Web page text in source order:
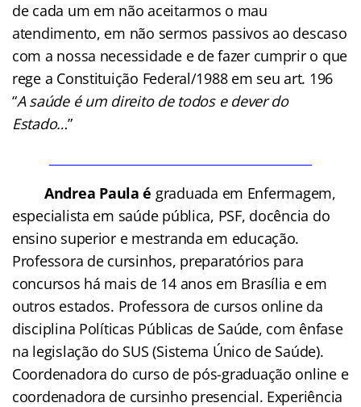
de cada um em não aceitarmos o mau
atendimento, em não sermos passivos ao descaso
com a nossa necessidade e de fazer cumprir o que
rege a Constituição Federal/1988 em seu art. 196
“A saúde é um direito de todos e dever do
Estado…”
Andrea Paula é graduada em Enfermagem,
especialista em saúde pública, PSF, docência do
ensino superior e mestranda em educação.
Professora de cursinhos, preparatórios para
concursos há mais de 14 anos em Brasília e em
outros estados. Professora de cursos online da
disciplina Políticas Públicas de Saúde, com ênfase
na legislação do SUS (Sistema Único de Saúde).
Coordenadora do curso de pós-graduação online e
coordenadora de cursinho presencial. Experiência